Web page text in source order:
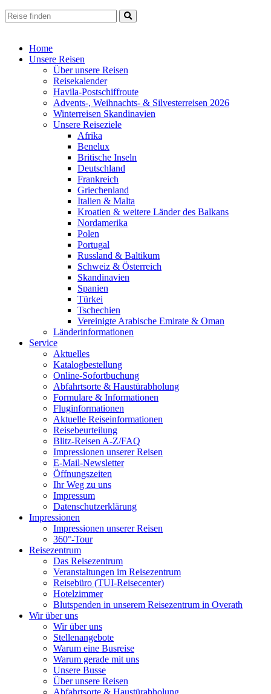
Home
Unsere Reisen
Über unsere Reisen
Reisekalender
Havila-Postschiffroute
Advents-, Weihnachts- & Silvesterreisen 2026
Winterreisen Skandinavien
Unsere Reiseziele
Afrika
Benelux
Britische Inseln
Deutschland
Frankreich
Griechenland
Italien & Malta
Kroatien & weitere Länder des Balkans
Nordamerika
Polen
Portugal
Russland & Baltikum
Schweiz & Österreich
Skandinavien
Spanien
Türkei
Tschechien
Vereinigte Arabische Emirate & Oman
Länderinformationen
Service
Aktuelles
Katalogbestellung
Online-Sofortbuchung
Abfahrtsorte & Haustürabholung
Formulare & Informationen
Fluginformationen
Aktuelle Reiseinformationen
Reisebeurteilung
Blitz-Reisen A-Z/FAQ
Impressionen unserer Reisen
E-Mail-Newsletter
Öffnungszeiten
Ihr Weg zu uns
Impressum
Datenschutzerklärung
Impressionen
Impressionen unserer Reisen
360°-Tour
Reisezentrum
Das Reisezentrum
Veranstaltungen im Reisezentrum
Reisebüro (TUI-Reisecenter)
Hotelzimmer
Blutspenden in unserem Reisezentrum in Overath
Wir über uns
Wir über uns
Stellenangebote
Warum eine Busreise
Warum gerade mit uns
Unsere Busse
Über unsere Reisen
Abfahrtsorte & Haustürabholung